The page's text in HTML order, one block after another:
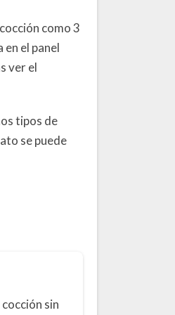
como 3
el panel
ver el
tipos de
se puede
sin